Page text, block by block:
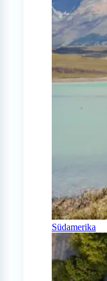
Südamerika